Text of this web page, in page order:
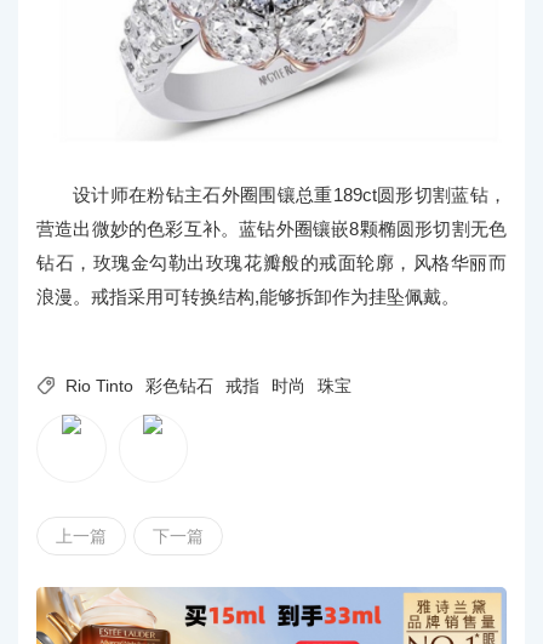
设计师在粉钻主石外圈围镶总重189ct圆形切割蓝钻，
营造出微妙的色彩互补。蓝钻外圈镶嵌8颗椭圆形切割无色
钻石，玫瑰金勾勒出玫瑰花瓣般的戒面轮廓，风格华丽而
浪漫。戒指采用可转换结构,能够拆卸作为挂坠佩戴。
 Rio Tinto 彩色钻石 戒指 时尚 珠宝
上一篇 下一篇